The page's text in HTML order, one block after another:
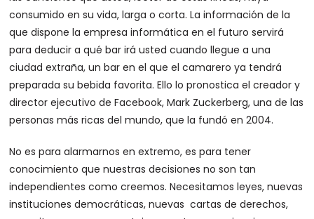
consumido en su vida, larga o corta. La información de la
que dispone la empresa informática en el futuro servirá
para deducir a qué bar irá usted cuando llegue a una
ciudad extraña, un bar en el que el camarero ya tendrá
preparada su bebida favorita. Ello lo pronostica el creador y
director ejecutivo de Facebook, Mark Zuckerberg, una de las
personas más ricas del mundo, que la fundó en 2004.
No es para alarmarnos en extremo, es para tener
conocimiento que nuestras decisiones no son tan
independientes como creemos. Necesitamos leyes, nuevas
instituciones democráticas, nuevas cartas de derechos,